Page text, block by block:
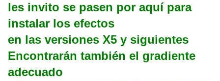
les invito se pasen por aquí para
instalar los efectos
en las versiones X5 y siguientes
Encontrarán también el gradiente
adecuado